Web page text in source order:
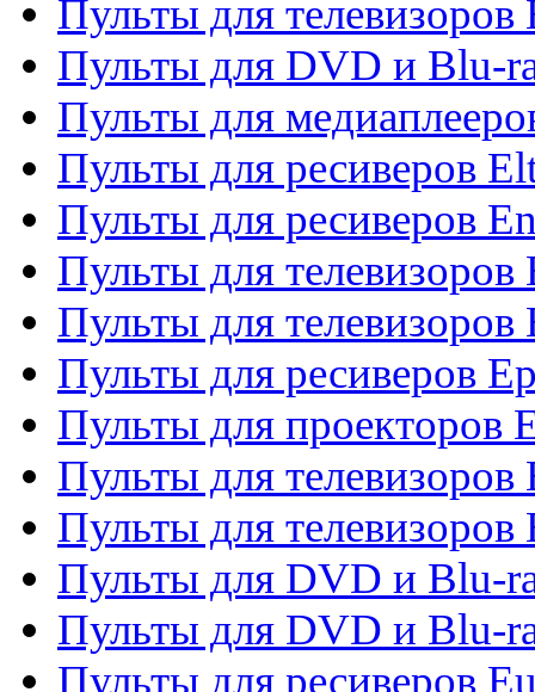
Пульты для телевизоров
Пульты для DVD и Blu-
Пульты для
Пульты для ресиверов
Пульты для ресиверов
Пульты для телевизоров
Пульты для телевизоров
Пульты для ресиверов
Пульты для проекторов
Пульты для телевизоров
Пульты для телевизоров
Пульты для DVD и Blu-
Пульты для DVD и Blu-
Пульты для ресиверов